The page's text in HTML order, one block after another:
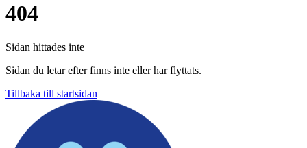
404
Sidan hittades inte
Sidan du letar efter finns inte eller har flyttats.
Tillbaka till startsidan